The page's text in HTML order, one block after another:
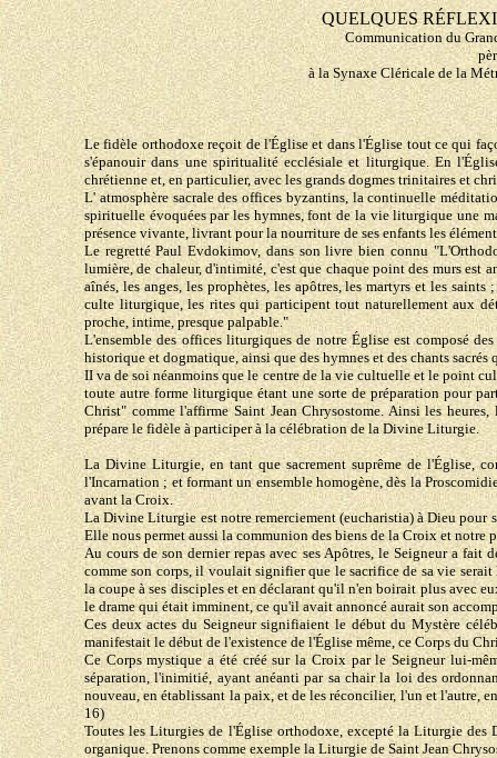
QUELQUES
Communication du
à la Synaxe Cléricale de la
Le fidèle orthodoxe reçoit de l'Église et dans l'Église tout ce qui
s'épanouir dans une spiritualité ecclésiale et liturgique. En
chrétienne et, en particulier, avec les grands dogmes trinitaires et
L' atmosphère sacrale des offices byzantins, la continuelle
spirituelle évoquées par les hymnes, font de la vie liturgique une
présence vivante, livrant pour la nourriture de ses enfants les
Le regretté Paul Evdokimov, dans son livre bien connu
lumière, de chaleur, d'intimité, c'est que chaque point des murs est
aînés, les anges, les prophètes, les apôtres, les martyrs et les
culte liturgique, les rites qui participent tout naturellement aux
proche, intime, presque palpable."
L'ensemble des offices liturgiques de notre Église est composé
historique et dogmatique, ainsi que des hymnes et des chants sacrés
II va de soi néanmoins que le centre de la vie cultuelle et le point
toute autre forme liturgique étant une sorte de préparation pour
Christ" comme l'affirme Saint Jean Chrysostome. Ainsi les
prépare le fidèle à participer à la célébration de la Divine Liturgie.
La Divine Liturgie, en tant que sacrement suprême de l'Église,
l'Incarnation ; et formant un ensemble homogène, dès la
avant la Croix.
La Divine Liturgie est notre remerciement (eucharistia) à Dieu
Elle nous permet aussi la communion des biens de la Croix et
Au cours de son dernier repas avec ses Apôtres, le Seigneur a
comme son corps, il voulait signifier que le sacrifice de sa vie
la coupe à ses disciples et en déclarant qu'il n'en boirait plus avec
le drame qui était imminent, ce qu'il avait annoncé aurait son
Ces deux actes du Seigneur signifiaient le début du Mystère
manifestait le début de l'existence de l'Église même, ce Corps du
Ce Corps mystique a été créé sur la Croix par le Seigneur lui-
séparation, l'inimitié, ayant anéanti par sa chair la loi des
nouveau, en établissant la paix, et de les réconcilier, l'un et l'autre,
16)
Toutes les Liturgies de l'Église orthodoxe, excepté la Liturgie des
organique. Prenons comme exemple la Liturgie de Saint Jean